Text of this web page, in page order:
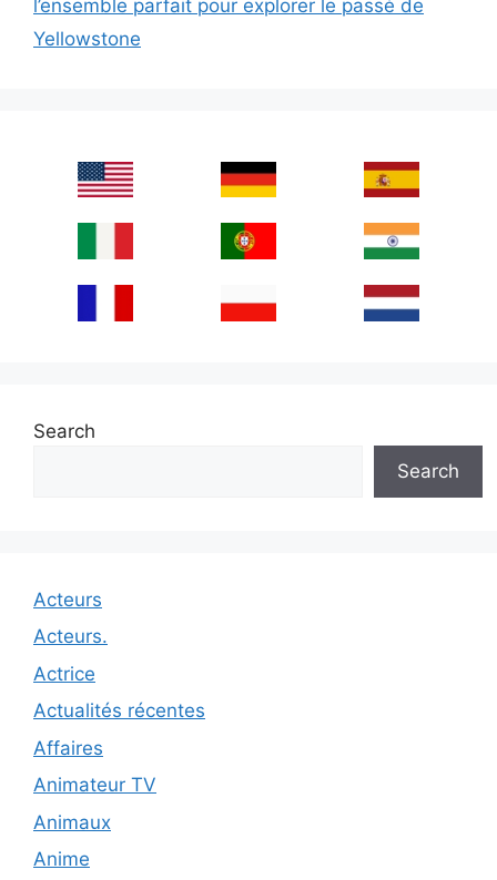
l’ensemble parfait pour explorer le passé de
Yellowstone
Search
Search
Acteurs
Acteurs.
Actrice
Actualités récentes
Affaires
Animateur TV
Animaux
Anime